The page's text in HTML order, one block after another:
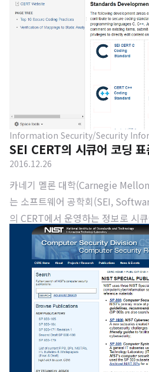
Information Security/Security
SEI CERT의 시큐어 코딩 표
2016.12.26
카네기 멜론 대학(Carnegie
는 소프트웨어 공학회(SEI,
의 CERT에서 운영하는 정보로 시
발자분들께서 참고하시면 좋은 사
안드로이드, C, C++, Java, Perl이
큐어 코딩이 잘 적용되었는지 검사
습니다. 조금 욕심을 내자면 더 많
하길 바랍니다. 예를 들면 웹 서버
릭하시면 사이트로 이동합니다.